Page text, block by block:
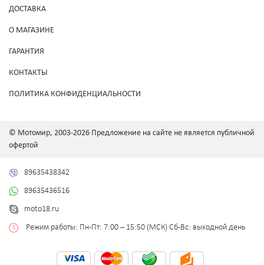
ДОСТАВКА
О МАГАЗИНЕ
ГАРАНТИЯ
КОНТАКТЫ
ПОЛИТИКА КОНФИДЕНЦИАЛЬНОСТИ
© Мотомир, 2003-2026 Предложение на сайте не является публичной
офертой
89635438342
89635436516
moto18.ru
Режим работы: Пн-Пт: 7:00 – 15:50 (МСК) Сб-Вс: выходной день